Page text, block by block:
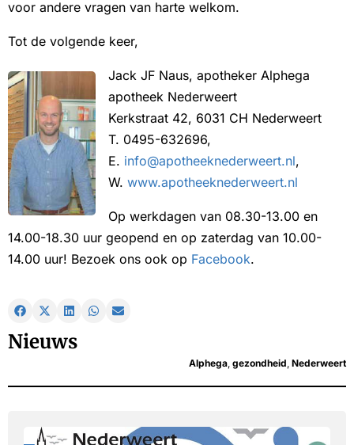
voor andere vragen van harte welkom.
Tot de volgende keer,
Jack JF Naus, apotheker Alphega
apotheek Nederweert
Kerkstraat 42, 6031 CH Nederweert
T. 0495-632696,
E. info@apotheeknederweert.nl,
W. www.apotheeknederweert.nl
Op werkdagen van 08.30-13.00 en
14.00-18.30 uur geopend en op zaterdag van 10.00-
14.00 uur! Bezoek ons ook op Facebook.
Nieuws
Alphega, gezondheid, Nederweert